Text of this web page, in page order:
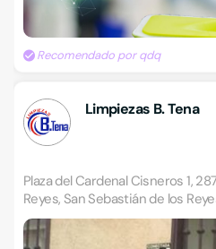
Recomendado por qdq
Limpiezas B. Tena
Plaza del Cardenal Cisneros 1,
Reyes, San Sebastián de los